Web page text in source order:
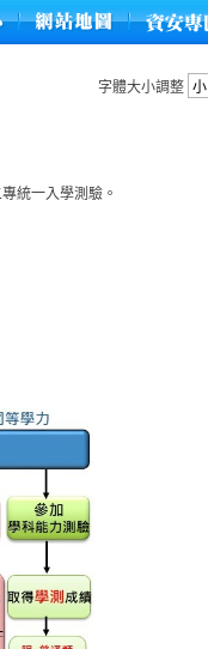
字體大小調整 小
統一入學測驗。